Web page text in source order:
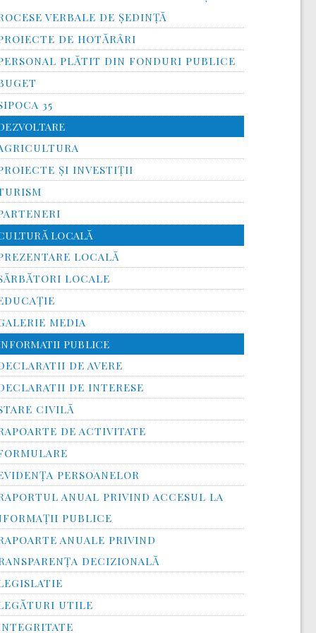
VERBALE DE ȘEDINȚĂ
DE HOTĂRÂRI
PLĂTIT DIN FONDURI PUBLICE
35
ȘI INVESTIȚII
LOCALĂ
LOCALĂ
LOCALE
MEDIA
PUBLICE
DE AVERE
DE INTERESE
CIVILĂ
DE ACTIVITATE
PERSOANELOR
ANUAL PRIVIND ACCESUL LA
PUBLICE
ANUALE PRIVIND
DECIZIONALĂ
UTILE